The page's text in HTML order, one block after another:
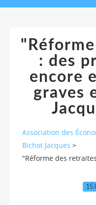
: des
encore
graves
Association des
Bichot Jacques >
"Réforme des